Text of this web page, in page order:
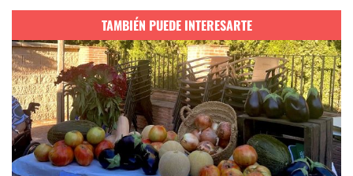
TAMBIÉN PUEDE INTERESARTE